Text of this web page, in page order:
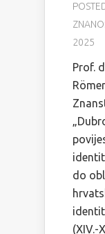
2025
Prof.
do
(XIV.-